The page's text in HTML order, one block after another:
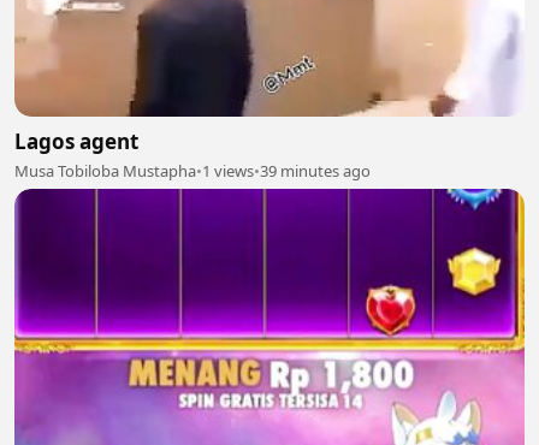
Lagos agent
Musa Tobiloba Mustapha•1 views•39 minutes ago